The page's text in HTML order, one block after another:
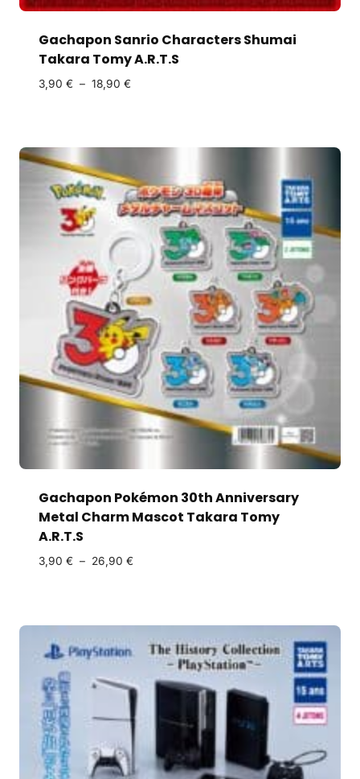
Gachapon Sanrio Characters Shumai
Takara Tomy A.R.T.S
3,90 € – 18,90 €
Gachapon Pokémon 30th Anniversary
Metal Charm Mascot Takara Tomy
A.R.T.S
3,90 € – 26,90 €